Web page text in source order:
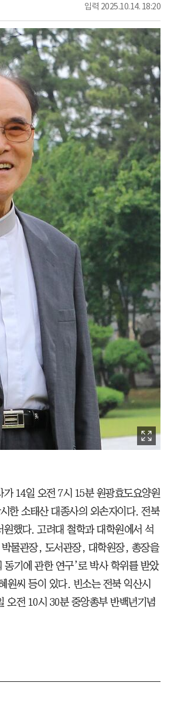
입력 2025.10.14. 18:20
14일 오전 7시 15분 원광효도요양원
한 소태산 대종사의 외손자이다. 전북
했다. 고려대 철학과 대학원에서 석
물관장, 도서관장, 대학원장, 총장을
기에 관한 연구’로 박사 학위를 받았
원씨 등이 있다. 빈소는 전북 익산시
오전 10시 30분 중앙총부 반백년기념